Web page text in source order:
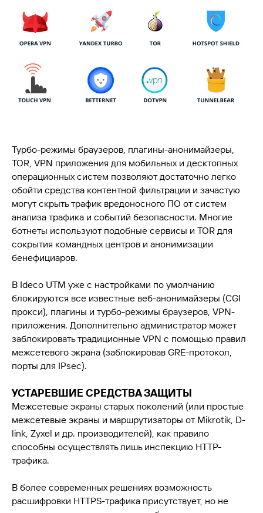
Турбо-режимы браузеров, плагины-анонимайзеры,
TOR, VPN приложения для мобильных и десктопных
операционных систем позволяют достаточно легко
обойти средства контентной фильтрации и зачастую
могут скрыть трафик вредоносного ПО от систем
анализа трафика и событий безопасности. Многие
ботнеты используют подобные сервисы и TOR для
сокрытия командных центров и анонимизации
бенефициаров.
В Ideco UTM уже с настройками по умолчанию
блокируются все известные веб-анонимайзеры (CGI
прокси), плагины и турбо-режимы браузеров, VPN-
приложения. Дополнительно администратор может
заблокировать традиционные VPN с помощью правил
межсетевого экрана (заблокировав GRE-протокол,
порты для IPsec).
УСТАРЕВШИЕ СРЕДСТВА ЗАЩИТЫ
Межсетевые экраны старых поколений (или простые
межсетевые экраны и маршрутизаторы от Mikrotik , D-
link, Zyxel и др. производителей), как правило
способны осуществлять лишь инспекцию HTTP-
трафика.
В более современных решениях возможность
расшифровки HTTPS-трафика присутствует, но не